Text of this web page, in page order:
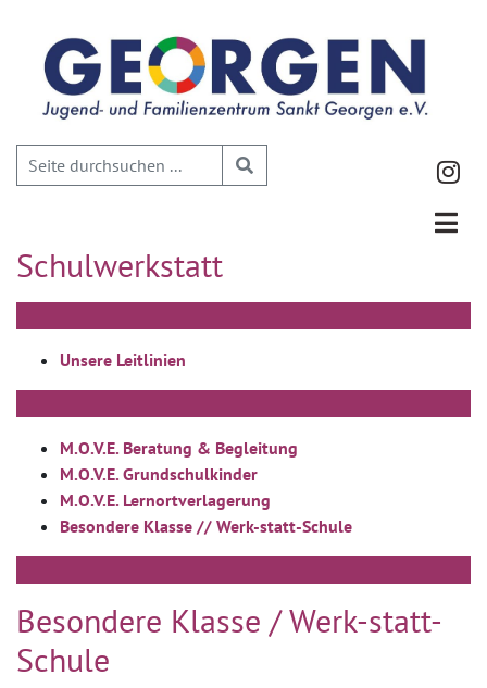
Schulwerkstatt
Unsere Leitlinien
M.O.V.E. Beratung & Begleitung
M.O.V.E. Grundschulkinder
M.O.V.E. Lernortverlagerung
Besondere Klasse // Werk-statt-Schule
Besondere Klasse / Werk-statt-
Schule